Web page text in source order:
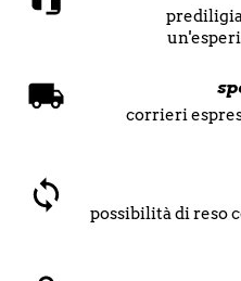
corrieri
possibilità di reso